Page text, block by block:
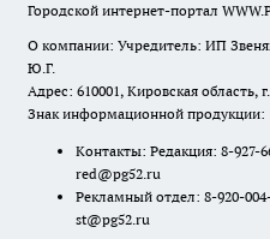
Городской интернет-портал
О компании: Учредитель: ИП
Ю.Г.
Адрес: 610001, Кировская область,
Знак информационной продукции:
Контакты: Редакция: 8-927-
red@pg52.ru
Рекламный отдел: 8-920-
st@pg52.ru